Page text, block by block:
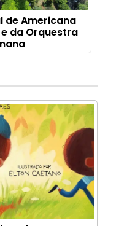
de Americana
da Orquestra